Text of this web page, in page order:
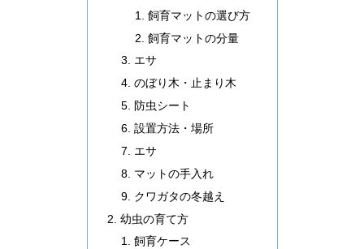
飼育マットの選び方
飼育マットの分量
エサ
のぼり木・止まり木
防虫シート
設置方法・場所
エサ
マットの手入れ
クワガタの冬越え
幼虫の育て方
飼育ケース